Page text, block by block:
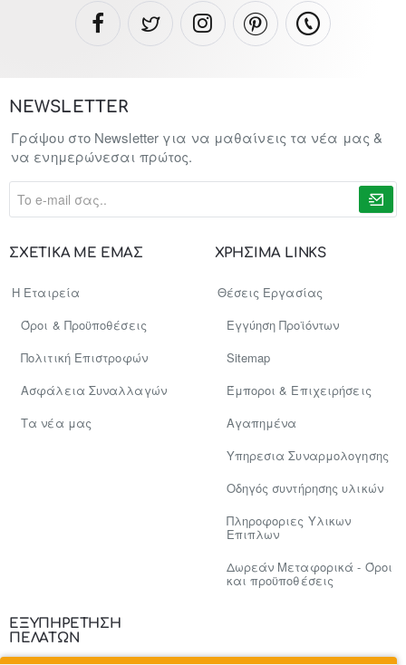
ΣΧΕΤΙΚΑ ΜΕ ΕΜΑΣ
Η Εταιρεία
Όροι & Προϋποθέσεις
Πολιτική Επιστροφών
Ασφάλεια Συναλλαγών
Tα νέα μας
ΧΡΗΣΙΜΑ LINKS
Θέσεις Εργασίας
Εγγύηση Προϊόντων
Sitemap
Έμποροι & Επιχειρήσεις
Αγαπημένα
Υπηρεσια Συναρμολογησης
Οδηγός συντήρησης υλικών
Πληροφοριες Υλικων
Επιπλων
Δωρεάν Μεταφορικά - Όροι
και προϋποθέσεις
ΕΞΥΠΗΡΕΤΗΣΗ
ΠΕΛΑΤΩΝ
NEWSLETTER
Γράψου στο Newsletter για να μαθαίνεις τα νέα μας &
να ενημερώνεσαι πρώτος.
σας..